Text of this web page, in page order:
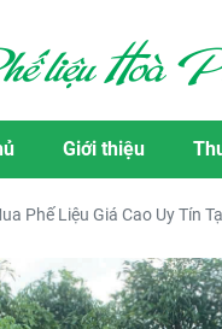
Giới thiệu
Phế Liệu Giá Cao Uy Tín